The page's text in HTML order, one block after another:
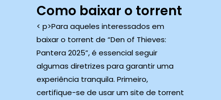
Como baixar o torrent
< p>Para aqueles interessados ​​em
baixar o torrent de “Den of Thieves:
Pantera 2025”, é essencial seguir
algumas diretrizes para garantir uma
experiência tranquila. Primeiro,
certifique-se de usar um site de torrent